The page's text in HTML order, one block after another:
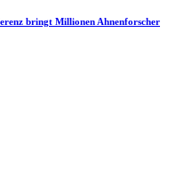
bringt Millionen Ahnenforscher